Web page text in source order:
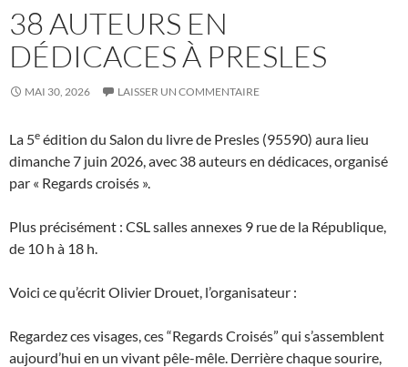
38 AUTEURS EN
DÉDICACES À PRESLES
MAI 30, 2026 LAISSER UN COMMENTAIRE
La 5e édition du Salon du livre de Presles (95590) aura lieu
dimanche 7 juin 2026, avec 38 auteurs en dédicaces, organisé
par « Regards croisés ».
Plus précisément : CSL salles annexes 9 rue de la République,
de 10 h à 18 h.
Voici ce qu’écrit Olivier Drouet, l’organisateur :
Regardez ces visages, ces “Regards Croisés” qui s’assemblent
aujourd’hui en un vivant pêle-mêle. Derrière chaque sourire,